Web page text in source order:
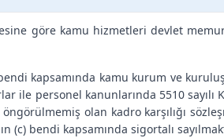
göre kamu hizmetleri devlet
kapsamında kamu kurum ve
ile personel kanunlarında 5510 sayılı
olan kadro karşılığı
(c) bendi kapsamında sigortalı